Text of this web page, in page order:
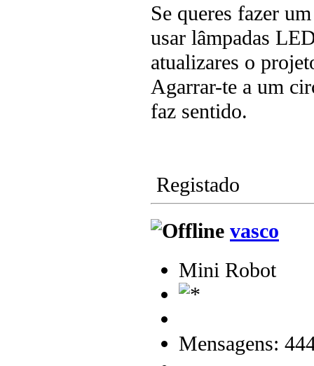
Se queres fazer
usar lâmpadas
atualizares o
Agarrar-te a um
faz sentido.
Registado
vasco
Mini Robot
Mensagens: